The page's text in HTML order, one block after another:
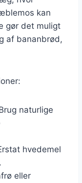
kan
gør det muligt
af bananbrød,
naturlige
hvedemel
eller